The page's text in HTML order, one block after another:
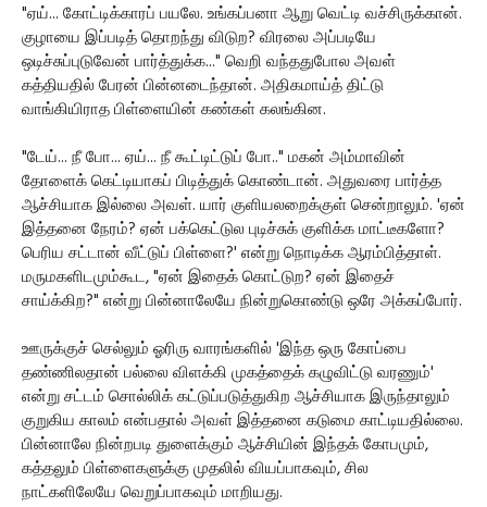
"ஏய்... கோட்டிக்காரப் பயலே. உங்கப்பனா ஆறு வெட்டி வச்சிருக்கான்.
குழாயை இப்படித் தொறந்து விடுற? விரலை அப்படியே
ஒடிச்சுப்புடுவேன் பார்த்துக்க..." வெறி வந்ததுபோல அவள்
கத்தியதில் பேரன் பின்னடைந்தான். அதிகமாய்த் திட்டு
வாங்கியிராத பிள்ளையின் கண்கள் கலங்கின.
"டேய்... நீ போ... ஏய்... நீ கூட்டிட்டுப் போ.." மகன் அம்மாவின்
தோளைக் கெட்டியாகப் பிடித்துக் கொண்டான். அதுவரை பார்த்த
ஆச்சியாக இல்லை அவள். யார் குளியலறைக்குள் சென்றாலும். 'ஏன்
இத்தனை நேரம்? ஏன் பக்கெட்டுல புடிச்சுக் குளிக்க மாட்டீகளோ?
பெரிய சட்டான் வீட்டுப் பிள்ளை?' என்று நொடிக்க ஆரம்பித்தாள்.
மருமகளிடமும்கூட, "ஏன் இதைக் கொட்டுற? ஏன் இதைச்
சாய்க்கிற?" என்று பின்னாலேயே நின்றுகொண்டு ஒரே அக்கப்போர்.
ஊருக்குச் செல்லும் ஓரிரு வாரங்களில் 'இந்த ஒரு கோப்பை
தண்ணிலதான் பல்லை விளக்கி முகத்தைக் கழுவிட்டு வரணும்'
என்று சட்டம் சொல்லிக் கட்டுப்படுத்துகிற ஆச்சியாக இருந்தாலும்
குறுகிய காலம் என்பதால் அவள் இத்தனை கடுமை காட்டியதில்லை.
பின்னாலே நின்றபடி துளைக்கும் ஆச்சியின் இந்தக் கோபமும்,
கத்தலும் பிள்ளைகளுக்கு முதலில் வியப்பாகவும், சில
நாட்களிலேயே வெறுப்பாகவும் மாறியது.